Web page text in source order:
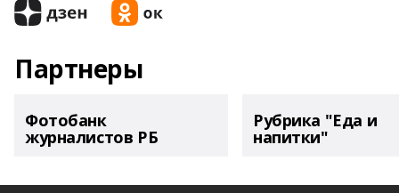
Партнеры
Фотобанк
журналистов РБ
Рубрика "Еда и
напитки"